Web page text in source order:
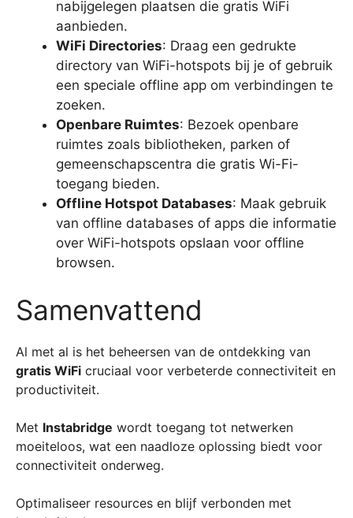
nabijgelegen plaatsen die gratis WiFi
aanbieden.
WiFi Directories: Draag een gedrukte
directory van WiFi-hotspots bij je of gebruik
een speciale offline app om verbindingen te
zoeken.
Openbare Ruimtes: Bezoek openbare
ruimtes zoals bibliotheken, parken of
gemeenschapscentra die gratis Wi-Fi-
toegang bieden.
Offline Hotspot Databases: Maak gebruik
van offline databases of apps die informatie
over WiFi-hotspots opslaan voor offline
browsen.
Samenvattend
Al met al is het beheersen van de ontdekking van
gratis WiFi cruciaal voor verbeterde connectiviteit en
productiviteit.
Met Instabridge wordt toegang tot netwerken
moeiteloos, wat een naadloze oplossing biedt voor
connectiviteit onderweg.
Optimaliseer resources en blijf verbonden met